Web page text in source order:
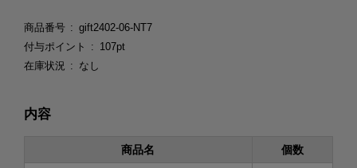
商品番号
gift2402-06-NT7
付与ポイント
107pt
在庫状況
なし
内容
商品名 個数